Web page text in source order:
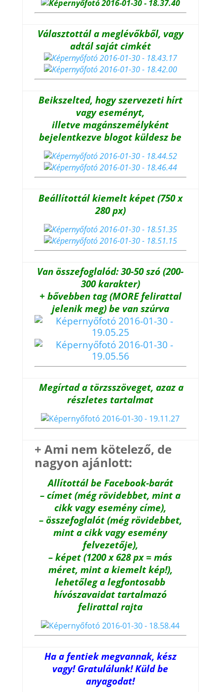
Választottál a meglévőkből, vagy
adtál saját cimkét
Beikszelted, hogy szervezeti hírt
vagy eseményt,
illetve magánszemélyként
bejelentkezve blogot küldesz be
Beállítottál kiemelt képet (750 x
280 px)
Van összefoglalód: 30-50 szó (200-
300 karakter)
+ bővebben tag (MORE felirattal
jelenik meg) be van szúrva
Megírtad a törzsszöveget, azaz a
részletes tartalmat
+ Ami nem kötelező, de
nagyon ajánlott:
Allítottál be Facebook-barát
– címet (még rövidebbet, mint a
cikk vagy esemény címe),
– összefoglalót (még rövidebbet,
mint a cikk vagy esemény
felvezetője),
– képet (1200 x 628 px = más
méret, mint a kiemelt kép!),
lehetőleg a legfontosabb
hívószavaidat tartalmazó
felirattal rajta
Ha a fentiek megvannak, kész
vagy! Gratulálunk! Küld be
anyagodat!